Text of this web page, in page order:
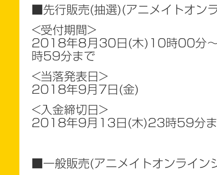
■先行販売(抽選)(アニメイトオン
<受付期間>
2018年8月30日(木)10時00分
時59分まで
<当落発表日>
2018年9月7日(金)
<入金締切日>
2018年9月13日(木)23時59分
■一般販売(アニメイトオンライン